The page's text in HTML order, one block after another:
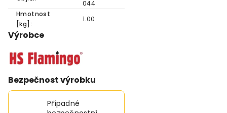
044
Hmotnost
[kg]:
1.00
Výrobce
Bezpečnost výrobku
Případné